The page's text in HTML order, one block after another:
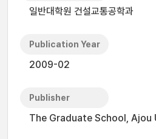
일반대학원 건설교통공학과
Publication Year
2009-02
Publisher
The Graduate School, Ajou